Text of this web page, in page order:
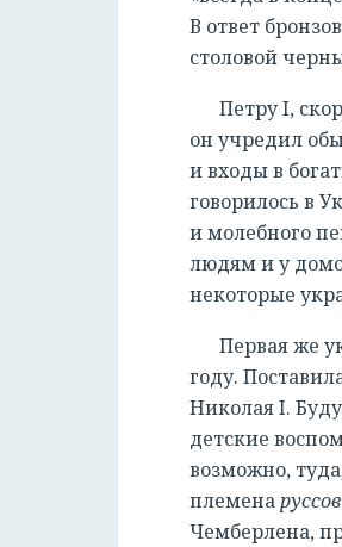
В ответ
столовой
Петру I,
он учредил
и входы в
говорилось в
и молебного
людям и у
некоторые
Первая же
году.
Николая I.
детские
возможно,
племенаруссов
Чемберлена,